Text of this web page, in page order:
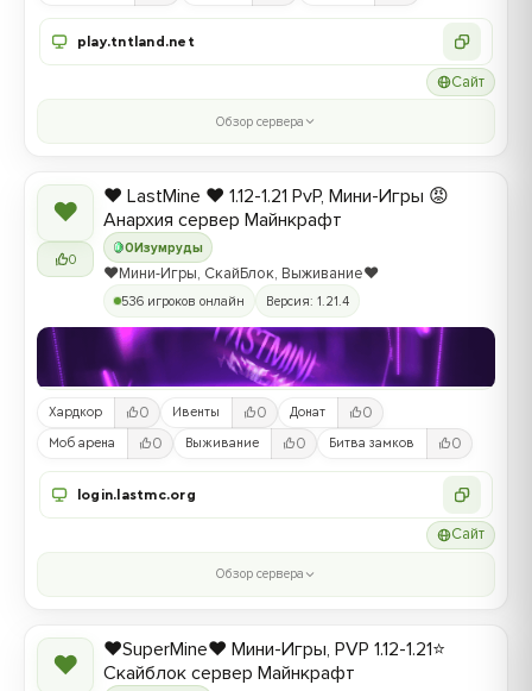
play.tntland.net
Сайт
Обзор сервера
❤
0
0Изумруды
❤️ LastMine ❤️ 1.12-1.21 PvP, Мини-Игры 😡
Анархия сервер Майнкрафт
❤️Мини-Игры, СкайБлок, Выживание❤️
536 игроков онлайн Версия: 1.21.4
Хардкор 0 Ивенты 0 Донат 0
Моб арена 0 Выживание 0 Битва замков 0
login.lastmc.org
Сайт
Обзор сервера
❤
❤️SuperMine❤️ Мини-Игры, PVP 1.12-1.21⭐
Скайблок сервер Майнкрафт